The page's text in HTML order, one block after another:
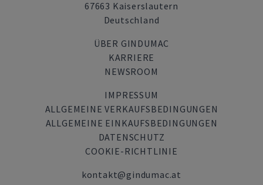
67663 Kaiserslautern
Deutschland
ÜBER GINDUMAC
KARRIERE
NEWSROOM
IMPRESSUM
ALLGEMEINE VERKAUFSBEDINGUNGEN
ALLGEMEINE EINKAUFSBEDINGUNGEN
DATENSCHUTZ
COOKIE-RICHTLINIE
kontakt@gindumac.at